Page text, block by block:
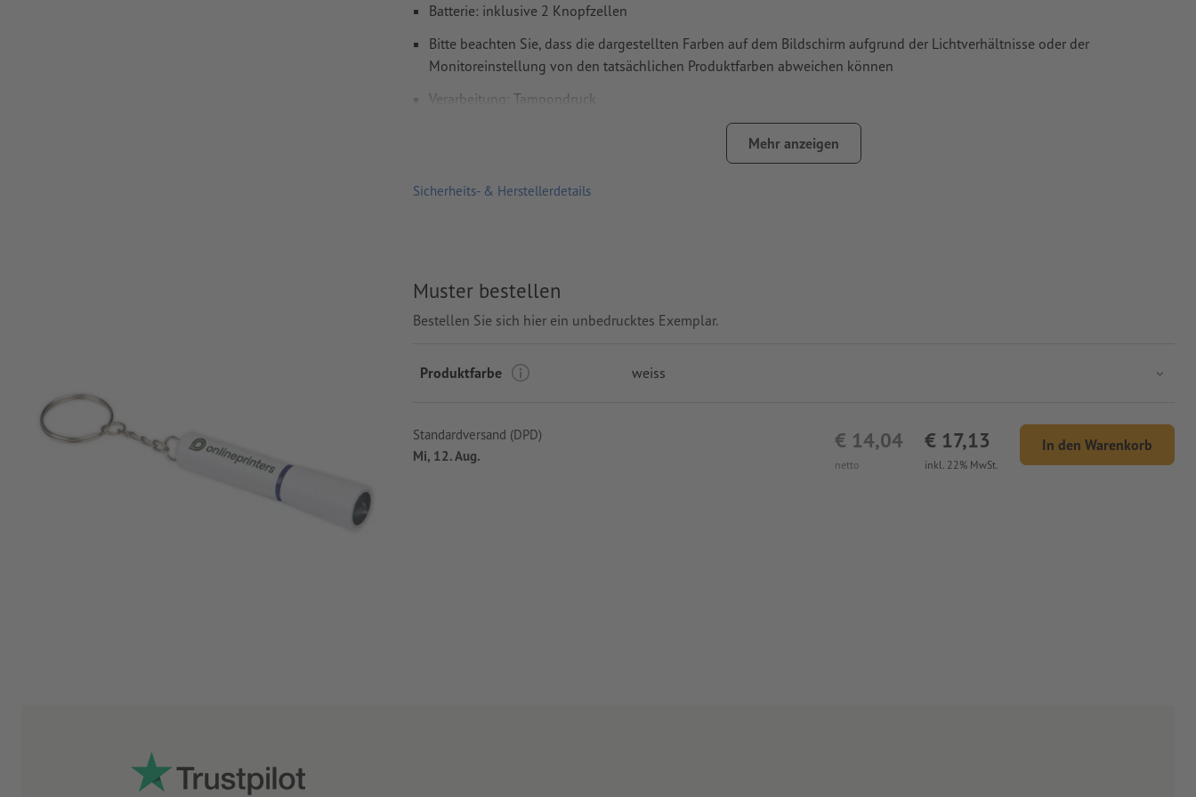
Batterie: inklusive 2 Knopfzellen
Bitte beachten Sie, dass die dargestellten Farben auf dem Bildschirm aufgrund der Lichtverhältnisse oder der
Monitoreinstellung von den tatsächlichen Produktfarben abweichen können
Verarbeitung: Tampondruck
Mehr anzeigen
Sicherheits- & Herstellerdetails
Muster bestellen
Bestellen Sie sich hier ein unbedrucktes Exemplar.
Produktfarbe weiss
netto
€ 14,04
inkl. 22% MwSt.
€ 17,13 In den Warenkorb
Standardversand (DPD)
Mi, 12. Aug.